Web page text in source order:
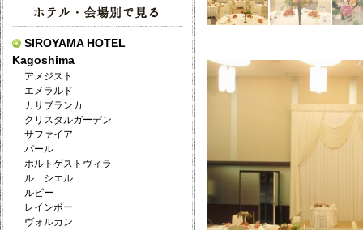
SIROYAMA HOTEL
Kagoshima
アメジスト
エメラルド
カサブランカ
クリスタルガーデン
サファイア
パール
ホルトゲストヴィラ
ル シエル
ルビー
レインボー
ヴォルカン